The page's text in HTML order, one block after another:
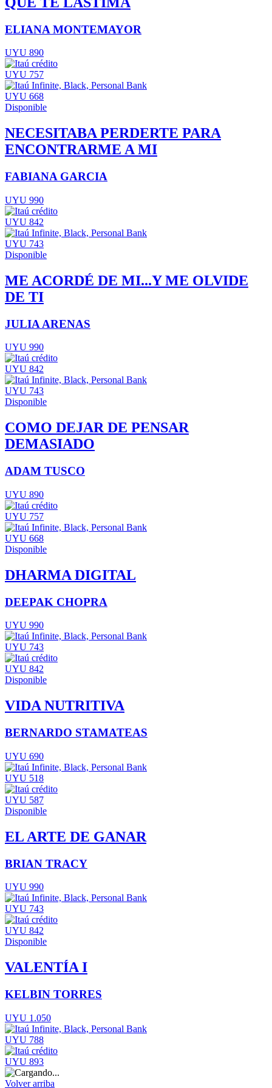
ELIANA MONTEMAYOR
UYU 890
UYU 757
UYU 668
Disponible
NECESITABA PERDERTE PARA
ENCONTRARME A MI
FABIANA GARCIA
UYU 990
UYU 842
UYU 743
Disponible
ME ACORDÉ DE MI...Y ME OLVIDE
DE TI
JULIA ARENAS
UYU 990
UYU 842
UYU 743
Disponible
COMO DEJAR DE PENSAR
DEMASIADO
ADAM TUSCO
UYU 890
UYU 757
UYU 668
Disponible
DHARMA DIGITAL
DEEPAK CHOPRA
UYU 990
UYU 743
UYU 842
Disponible
VIDA NUTRITIVA
BERNARDO STAMATEAS
UYU 690
UYU 518
UYU 587
Disponible
EL ARTE DE GANAR
BRIAN TRACY
UYU 990
UYU 743
UYU 842
Disponible
VALENTÍA I
KELBIN TORRES
UYU 1.050
UYU 788
UYU 893
Volver arriba